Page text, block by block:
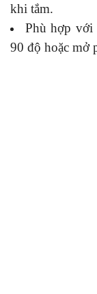
khi tắm.
Phù hợp với
90 độ hoặc mở